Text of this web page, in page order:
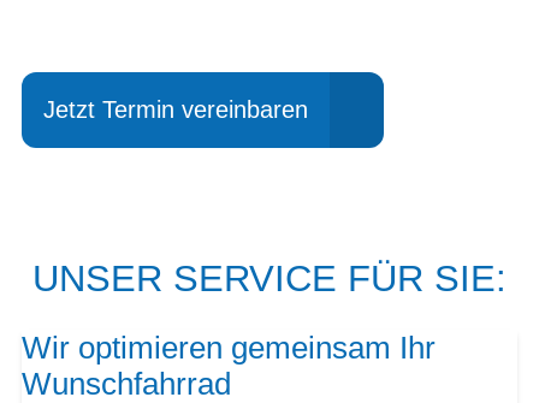
Jetzt Termin vereinbaren
UNSER SERVICE FÜR SIE:
Wir optimieren gemeinsam Ihr
Wunschfahrrad